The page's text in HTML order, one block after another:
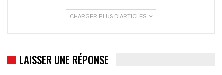
CHARGER PLUS D'ARTICLES
LAISSER UNE RÉPONSE